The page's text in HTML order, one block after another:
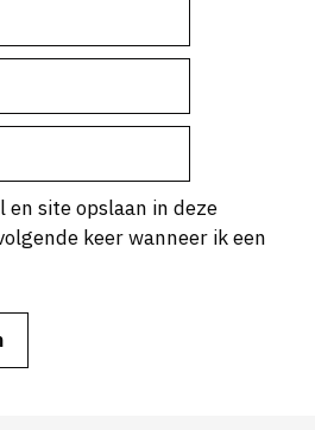
en site opslaan in deze
keer wanneer ik een